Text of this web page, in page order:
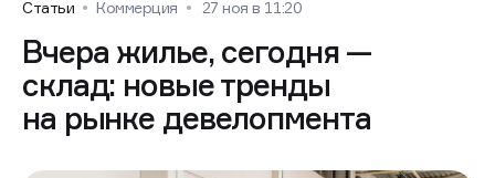
Вчера жилье, сегодня —
склад: новые тренды
на рынке девелопмента